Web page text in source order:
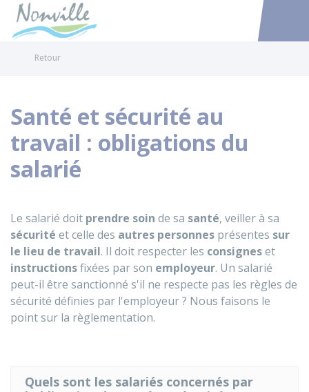
Accéder
Retour
Santé et sécurité au
travail : obligations du
salarié
Le salarié doit prendre soin de sa santé, veiller à sa
sécurité et celle des autres personnes présentes sur
le lieu de travail. Il doit respecter les consigneset
instructionsfixées par son employeur. Un salarié
peut-il être sanctionné s'il ne respecte pas les règles de
sécurité définies par l'employeur ? Nous faisons le
point sur la règlementation.
Quels sont les salariés concernés par